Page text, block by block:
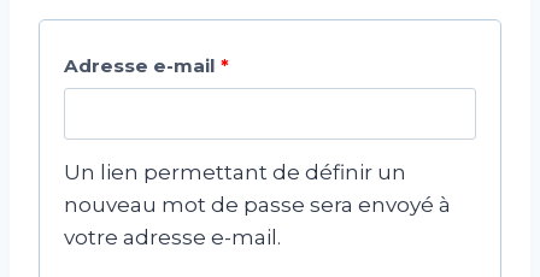
e
Adresse e-mail *O
g
Un lien permettant de définir un
nouveau mot de passe sera envoyé à
votre adresse e-mail.